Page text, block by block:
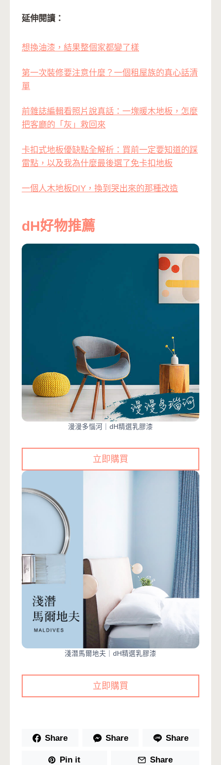
延伸閱讀：
想換油漆，結果整個家都變了樣
第一次裝修要注意什麼？一個租屋族的真心話清
單
前雜誌編輯看照片說真話：一塊暖木地板，怎麼
把客廳的「灰」救回來
卡扣式地板優缺點全解析：買前一定要知道的踩
雷點，以及我為什麼最後選了免卡扣地板
一個人木地板DIY，換到哭出來的那種改造
dH好物推薦
漫漫多惱河｜dH精選乳膠漆
立即購買
淺潛馬爾地夫｜dH精選乳膠漆
立即購買
Share Share Share
Pin it Share